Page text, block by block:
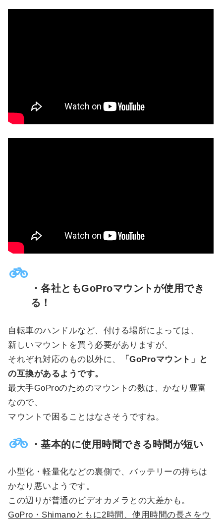
・各社ともGoProマウントが使用でき
る！
自転車のハンドルなど、付ける場所によっては、
新しいマウントを買う必要がありますが、
それぞれ対応のもの以外に、
「GoProマウント」と
の互換があるようです。
最大手GoProのためのマウントの数は、かなり豊富
なので、
マウントで困ることはなさそうですね。
・基本的に使用時間できる時間が短い
小型化・軽量化などの裏側で、バッテリーの持ちは
かなり悪いようです。
この辺りが普通のビデオカメラとの大差かも。
GoPro・Shimanoともに2時間、使用時間の長さをウ